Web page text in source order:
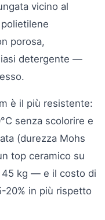
vicino al
porosa,
detergente —
è il più resistente:
senza scolorire e
(durezza Mohs
top ceramico su
45 kg — e il costo di
20% in più rispetto